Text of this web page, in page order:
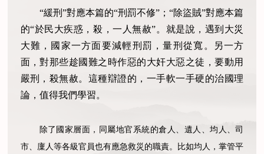
“緩刑”對應本篇的“刑罰不修”；“除盜賊”對應本篇
的“於民大疾惑，殺，一人無赦”。就是說，遇到大災
大難，國家一方面要減輕刑罰，量刑從寬。另一方
面，對那些趁國難之時作惡的大奸大惡之徒，要動用
嚴刑，殺無赦。這種辯證的，一手軟一手硬的治國理
論，值得我們學習。
除了國家層面，同屬地官系統的倉人、遺人、均人、司
市、廩人等各級官員也有應急救災的職責。比如均人，掌管平